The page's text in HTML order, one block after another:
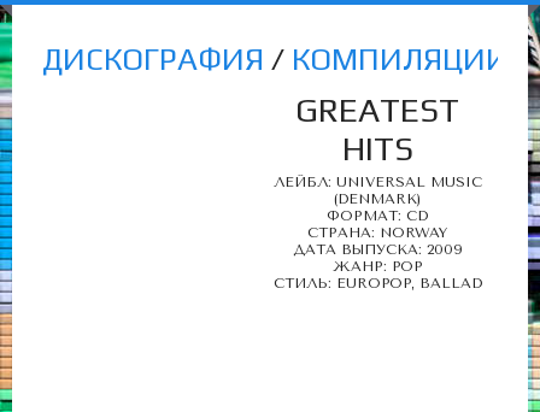
ДИСКОГРАФИЯ / КОМПИЛЯЦИИ,
GREATEST
HITS
ЛЕЙБЛ: UNIVERSAL MUSIC
(DENMARK)
ФОРМАТ: CD
СТРАНА: NORWAY
ДАТА ВЫПУСКА: 2009
ЖАНР: POP
СТИЛЬ: EUROPOP, BALLAD